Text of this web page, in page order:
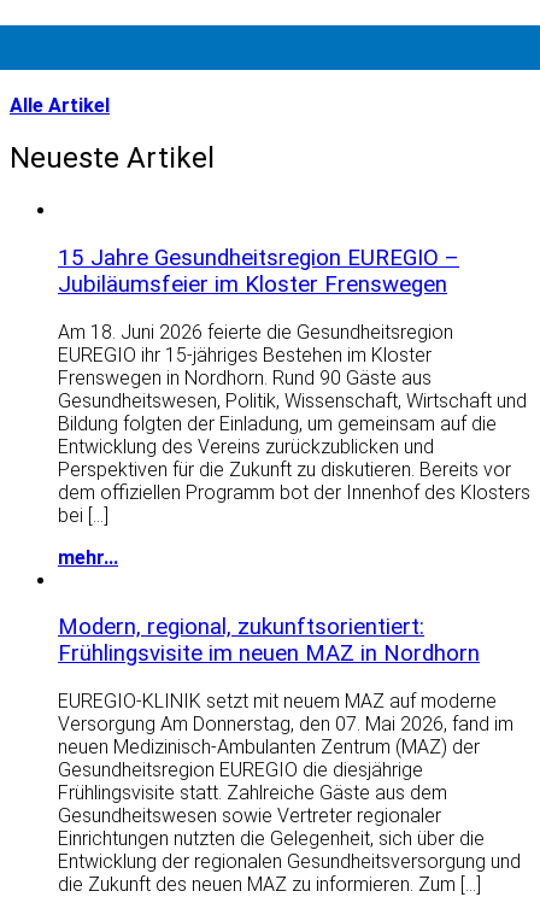
Alle Artikel
Neueste Artikel
15 Jahre Gesundheitsregion EUREGIO –
Jubiläumsfeier im Kloster Frenswegen
Am 18. Juni 2026 feierte die Gesundheitsregion
EUREGIO ihr 15-jähriges Bestehen im Kloster
Frenswegen in Nordhorn. Rund 90 Gäste aus
Gesundheitswesen, Politik, Wissenschaft, Wirtschaft und
Bildung folgten der Einladung, um gemeinsam auf die
Entwicklung des Vereins zurückzublicken und
Perspektiven für die Zukunft zu diskutieren. Bereits vor
dem offiziellen Programm bot der Innenhof des Klosters
bei […]
mehr...
Modern, regional, zukunftsorientiert:
Frühlingsvisite im neuen MAZ in Nordhorn
EUREGIO-KLINIK setzt mit neuem MAZ auf moderne
Versorgung Am Donnerstag, den 07. Mai 2026, fand im
neuen Medizinisch-Ambulanten Zentrum (MAZ) der
Gesundheitsregion EUREGIO die diesjährige
Frühlingsvisite statt. Zahlreiche Gäste aus dem
Gesundheitswesen sowie Vertreter regionaler
Einrichtungen nutzten die Gelegenheit, sich über die
Entwicklung der regionalen Gesundheitsversorgung und
die Zukunft des neuen MAZ zu informieren. Zum […]